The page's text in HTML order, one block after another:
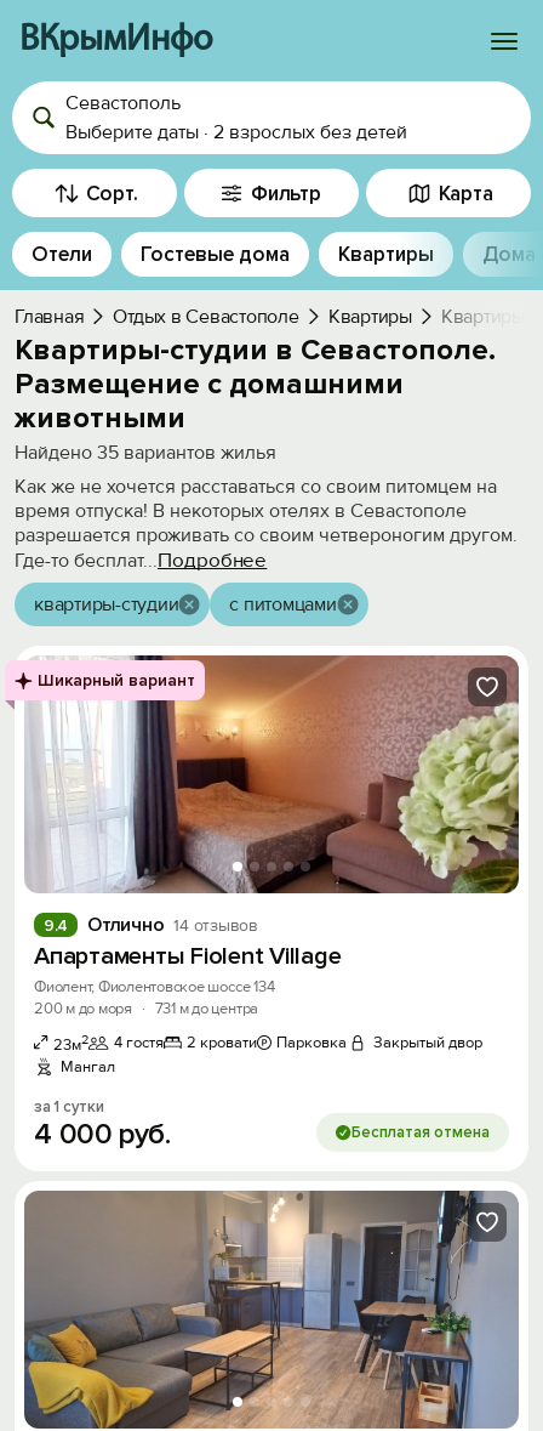
ВКрымИнфо
Войти
Избранное
История просмотра
Добавить свой объект
Севастополь
Выберите даты · 2 взрослых без детей
Сорт. Фильтр Карта
Отели Гостевые дома Квартиры Дома
Главная Отдых в Севастополе Квартиры Квартиры-
Квартиры-студии в Севастополе.
Размещение с домашними
животными
Найдено 35 вариантов жилья
Как же не хочется расставаться со своим питомцем на
время отпуска! В некоторых отелях в Севастополе
разрешается проживать со своим четвероногим другом.
Где-то бесплат...Подробнее
квартиры-студии с питомцами
Шикарный вариант
Отлично 14 отзывов
9.4
Апартаменты Fiolent Village
Фиолент, Фиолентовское шоссе 134
200 м до моря
· 731 м до центра
23м2 4 гостя 2 кровати Парковка
Закрытый двор
Мангал
за 1 сутки
4 000 руб. Бесплатая отмена